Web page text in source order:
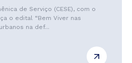
de Serviço (CESE), com o
o edital “Bem Viver nas
na def...